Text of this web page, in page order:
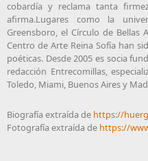
cobardía y reclama tanta
afirma.Lugares como la
Greensboro, el Círculo de
Centro de Arte Reina Sofía han
poéticas. Desde 2005 es socia
redacción Entrecomillas,
Toledo, Miami, Buenos Aires y
Biografía extraída de https://
Fotografía extraída de https://